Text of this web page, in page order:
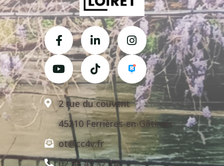
2 rue du couvent
45210 Ferrières-en-Gâtinais
ot@cc4v.fr
02 58 47 32 14